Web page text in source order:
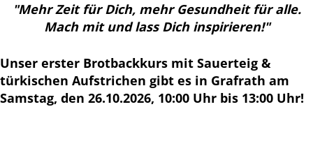
"Mehr Zeit für Dich, mehr Gesundheit für alle.
Mach mit und lass Dich inspirieren!"
Unser erster Brotbackkurs mit Sauerteig &
türkischen Aufstrichen gibt es in Grafrath am
Samstag, den 26.10.2026, 10:00 Uhr bis 13:00 Uhr!